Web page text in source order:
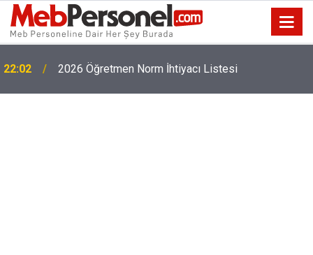
22:02 2026 Öğretmen Norm İhtiyacı Listesi